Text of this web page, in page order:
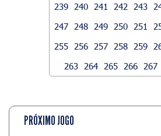
239
240 241 242 243
247
248 249 250 251
255
256 257 258 259
263
264 265 266 267
PRÓXIMO JOGO